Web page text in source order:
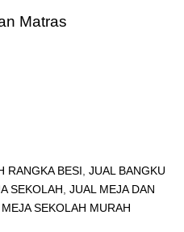
Matras
RANGKA BESI JUAL BANGKU
SEKOLAH JUAL MEJA DAN
SEKOLAH MURAH